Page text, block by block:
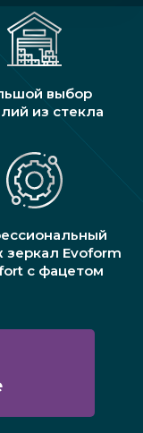
выбор
из стекла
зеркал Evoform
с фацетом